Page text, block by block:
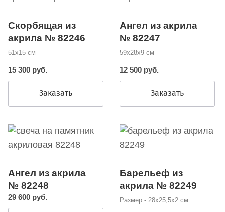
Скорбящая из
акрила № 82246
51х15 см
15 300 руб.
Заказать
Ангел из акрила
№ 82247
59х28х9 см
12 500 руб.
Заказать
Ангел из акрила
№ 82248
29 600 руб.
Барельеф из
акрила № 82249
Размер - 28х25,5х2 см